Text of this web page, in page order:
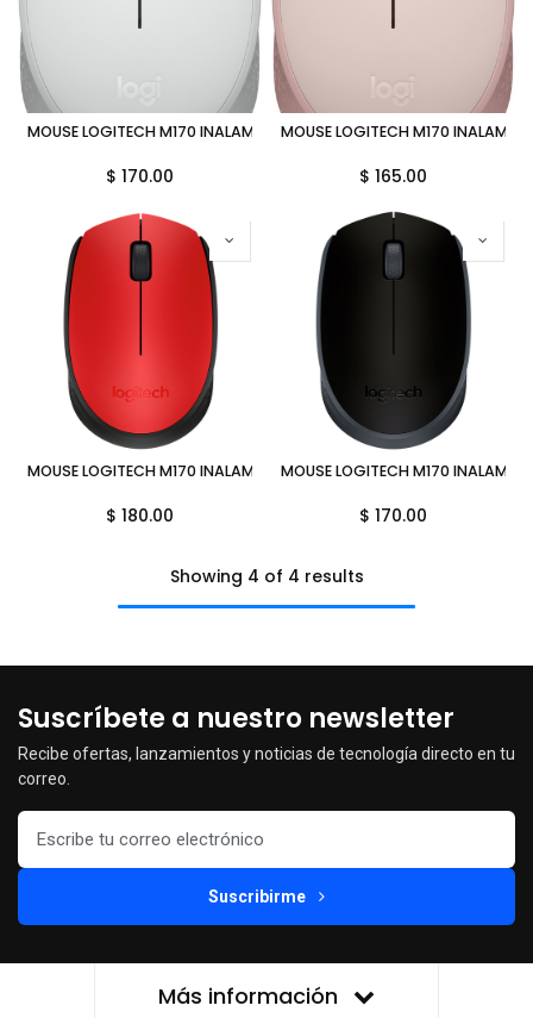
MOUSE LOGITECH M170 INALAMBRICO BLANCO 910-006864 11M DE
$ 170.00
MOUSE LOGITECH M170
$ 165.00
MOUSE LOGITECH M170 INALAMBRICO ROJO 910-004941 11M DE
$ 180.00
MOUSE LOGITECH M170
$ 170.00
Showing 4 of 4 results
Suscríbete a nuestro newsletter
Recibe ofertas, lanzamientos y noticias de tecnología directo en tu
correo.
Suscribirme
Más información